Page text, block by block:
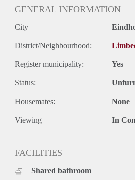
GENERAL INFORMATION
City
District/Neighbourhood:
Register municipality: Yes
Status:
Housemates: None
Viewing In
FACILITIES
Shared bathroom